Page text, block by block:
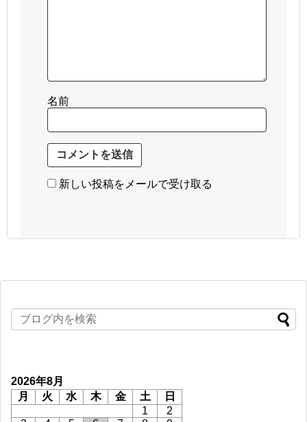
名前
新しい投稿をメールで受け取る
2026年8月
月
火 水 木 金 土
日
1
2